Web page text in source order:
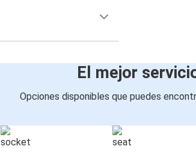
El mejor
Opciones disponibles que puedes